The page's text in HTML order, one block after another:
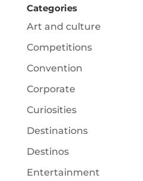
Categories
Art and culture
Competitions
Convention
Corporate
Curiosities
Destinations
Destinos
Entertainment